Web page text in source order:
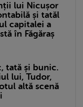
lui Nicușor
și tatăl
capitalei a
în Făgăraș
tată și bunic.
lui, Tudor,
altă scenă